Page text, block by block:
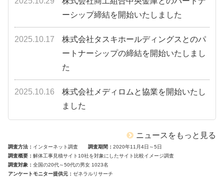
ーシップ締結を開始いたしました
2025.10.17
株式会社タスキホールディングスとのパ
ートナーシップの締結を開始いたしまし
た
2025.10.16
株式会社メディロムと協業を開始いたし
ました
ニュースをもっと見る
調査方法 インターネット調査 調査期間
2020年11月4日～5日
調査概要
解体工事見積サイト10社を対象にしたサイト比較イメージ調査
調査対象
全国の20代～50代の男女 1023名
アンケートモニター提供元
ゼネラルリサーチ